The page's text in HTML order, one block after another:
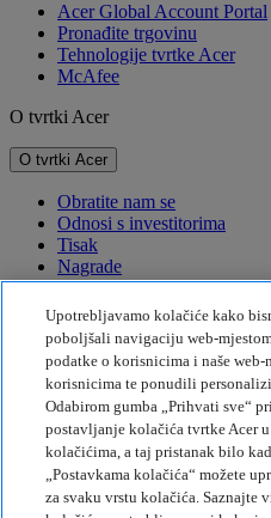
Acer Global Account Portal
Pronađite trgovinu
Tehnologije tvrtke Acer
McAfee
O tvrtki Acer
O tvrtki Acer
Obratite nam se
Odnosi s investitorima
Tisak
Nagrade
Događaji
Održivost
Održivost
Društvena odgovornost
Emisije štetnih plinova za
Project Humanity
Earthion
Upotrebljavamo kolačiće kako
poboljšali navigaciju web-
podatke o korisnicima i naše
korisnicima te ponudili
Odabirom gumba „Prihvati sve“
postavljanje kolačića tvrtke Acer
kolačićima, a taj pristanak bilo
„Postavkama kolačića“ možete
za svaku vrstu kolačića. Saznajte